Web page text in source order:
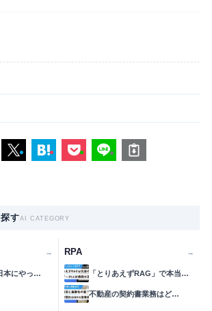
すAI CATEGORY
→
本にやっ…
RPA →
「とりあえずRAG」で本当…
不動産の契約書業務はど…